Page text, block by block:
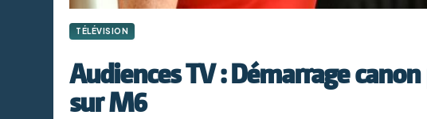
TÉLÉVISION
Audiences TV : Démarrage
sur M6